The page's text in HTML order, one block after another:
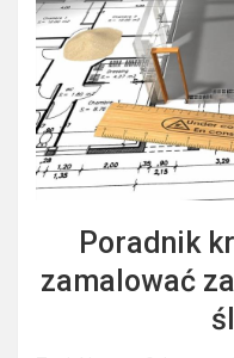
Poradnik
zamalować